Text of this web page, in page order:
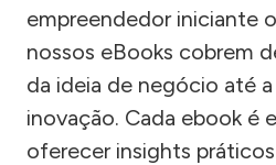
empreendedor iniciante
nossos eBooks cobrem
da ideia de negócio até
inovação. Cada ebook é
oferecer insights